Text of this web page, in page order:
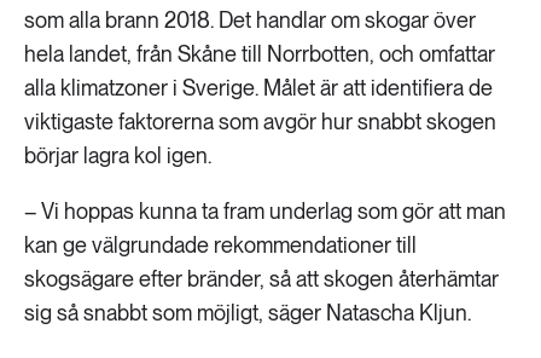
som alla brann 2018. Det handlar om skogar över
hela landet, från Skåne till Norrbotten, och omfattar
alla klimatzoner i Sverige. Målet är att identifiera de
viktigaste faktorerna som avgör hur snabbt skogen
börjar lagra kol igen.
– Vi hoppas kunna ta fram underlag som gör att man
kan ge välgrundade rekommendationer till
skogsägare efter bränder, så att skogen återhämtar
sig så snabbt som möjligt, säger Natascha Kljun.